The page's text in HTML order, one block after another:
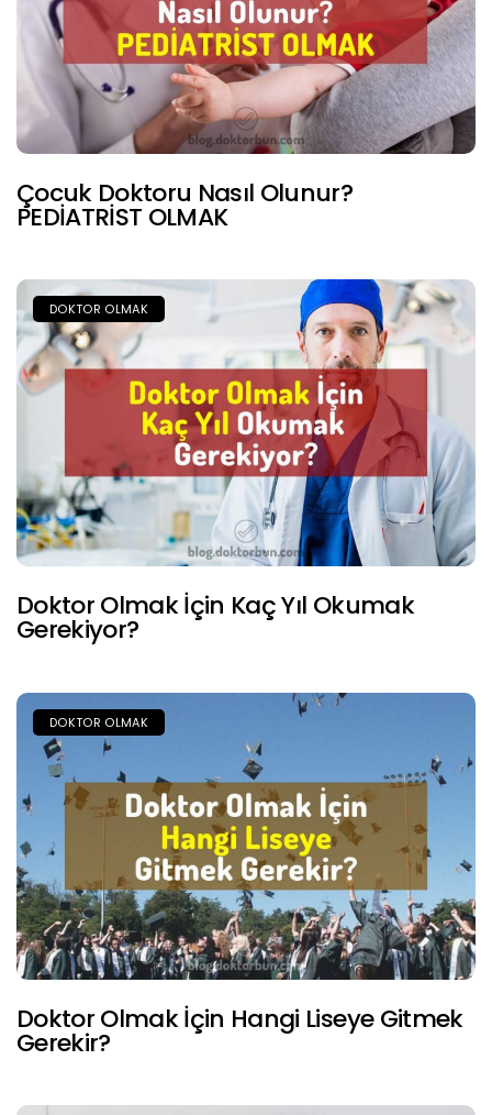
Çocuk Doktoru Nasıl Olunur?
PEDİATRİST OLMAK
DOKTOR OLMAK
Doktor Olmak İçin Kaç Yıl Okumak
Gerekiyor?
DOKTOR OLMAK
Doktor Olmak İçin Hangi Liseye Gitmek
Gerekir?